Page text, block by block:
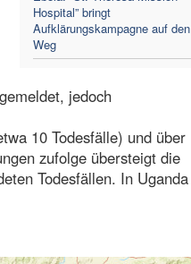
Hospital” bringt
Aufklärungskampagne auf den
Weg
jedoch
10 Todesfälle) und über
zufolge übersteigt die
Todesfällen. In Uganda